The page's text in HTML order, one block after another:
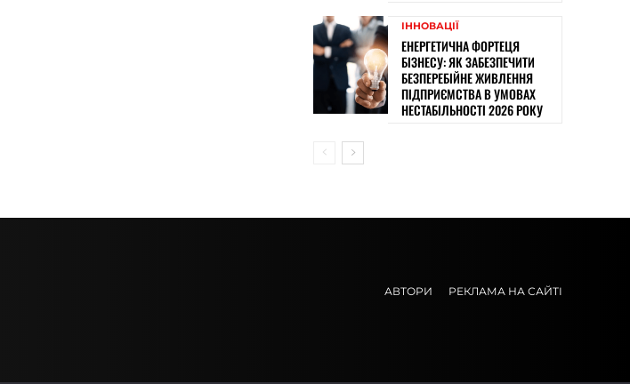
ІННОВАЦІЇ
ЕНЕРГЕТИЧНА ФОРТЕЦЯ
БІЗНЕСУ: ЯК ЗАБЕЗПЕЧИТИ
БЕЗПЕРЕБІЙНЕ ЖИВЛЕННЯ
ПІДПРИЄМСТВА В УМОВАХ
НЕСТАБІЛЬНОСТІ 2026 РОКУ
АВТОРИ РЕКЛАМА НА САЙТІ